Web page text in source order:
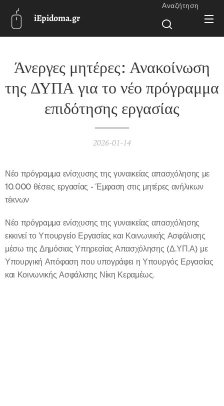
iEpidoma.gr
Αναζήτηση
Άνεργες μητέρες: Ανακοίνωση
της ΔΥΠΑ για το νέο πρόγραμμα
επιδότησης εργασίας
2026-01-14
Νέο πρόγραμμα ενίσχυσης της γυναικείας απασχόλησης με
10.000 θέσεις εργασίας - Έμφαση στις μητέρες ανήλικων
τέκνων
Νέο πρόγραμμα ενίσχυσης της γυναικείας απασχόλησης
εκκινεί το Υπουργείο Εργασίας και Κοινωνικής Ασφάλισης
μέσω της Δημόσιας Υπηρεσίας Απασχόλησης (Δ.ΥΠ.Α) με
Υπουργική Απόφαση που υπογράφει η Υπουργός Εργασίας
και Κοινωνικής Ασφάλισης Νίκη Κεραμέως.